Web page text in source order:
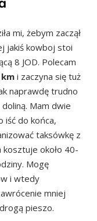
mi, żebym zaczął
jakiś kowboj stoi
8 JOD. Polecam
i zaczyna się tuż
naprawdę trudno
doliną. Mam dwie
iść do końca,
taksówkę z
około 40-
Mogę
i wtedy
mniej
pieszo.